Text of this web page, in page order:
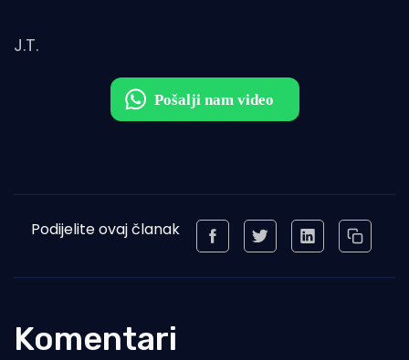
J.T.
Podijelite ovaj članak
Komentari